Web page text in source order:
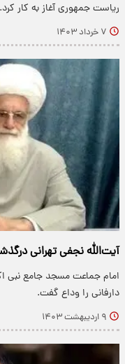
ریاست جمهوری آغاز به کار کرد.
۷ خرداد ۱۴۰۳
آیت‌الله نجفی تهرانی
امام جماعت مسجد جامع نبی
دارفانی را وداع گفت.
۹ اردیبهشت ۱۴۰۳